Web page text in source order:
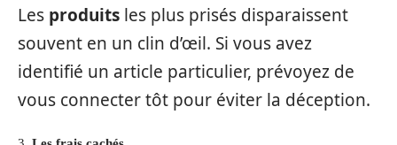
Les produits les plus prisés disparaissent
souvent en un clin d’œil. Si vous avez
identifié un article particulier, prévoyez de
vous connecter tôt pour éviter la déception.